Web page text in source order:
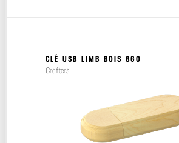
CLÉ USB LIMB BOIS 8GO
Crafters